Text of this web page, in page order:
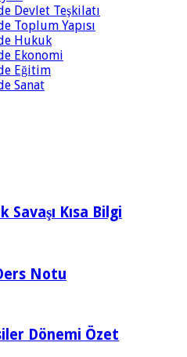
Devlet Teşkilatı
Toplum Yapısı
Hukuk
Ekonomi
Eğitim
Sanat
Savaşı Kısa Bilgi
Notu
Dönemi Özet